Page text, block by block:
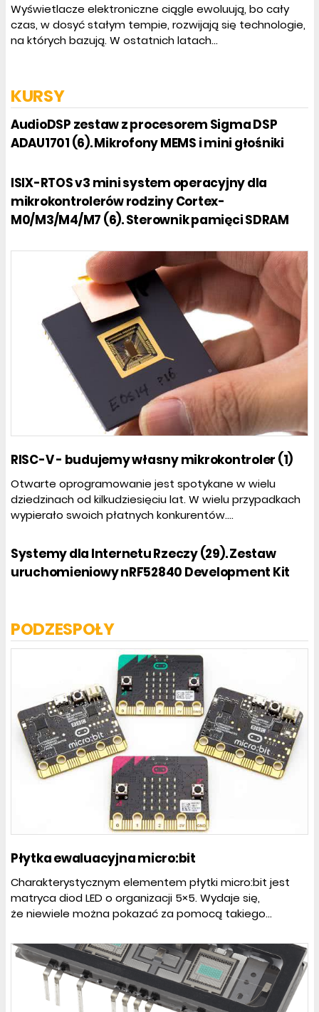
Wyświetlacze elektroniczne ciągle ewoluują, bo cały
czas, w dosyć stałym tempie, rozwijają się technologie,
na których bazują. W ostatnich latach...
KURSY
AudioDSP zestaw z procesorem Sigma DSP
ADAU1701 (6). Mikrofony MEMS i mini głośniki
ISIX-RTOS v3 mini system operacyjny dla
mikrokontrolerów rodziny Cortex-
M0/M3/M4/M7 (6). Sterownik pamięci SDRAM
RISC-V - budujemy własny mikrokontroler (1)
Otwarte oprogramowanie jest spotykane w wielu
dziedzinach od kilkudziesięciu lat. W wielu przypadkach
wypierało swoich płatnych konkurentów....
Systemy dla Internetu Rzeczy (29). Zestaw
uruchomieniowy nRF52840 Development Kit
PODZESPOŁY
Płytka ewaluacyjna micro:bit
Charakterystycznym elementem płytki micro:bit jest
matryca diod LED o organizacji 5×5. Wydaje się,
że niewiele można pokazać za pomocą takiego...